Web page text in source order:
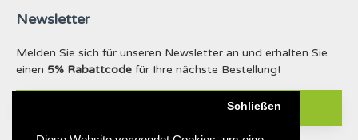
Schließen
Newsletter
Melden Sie sich für unseren Newsletter an und erhalten Sie
einen 5% Rabattcode für Ihre nächste Bestellung!
ABONNIEREN